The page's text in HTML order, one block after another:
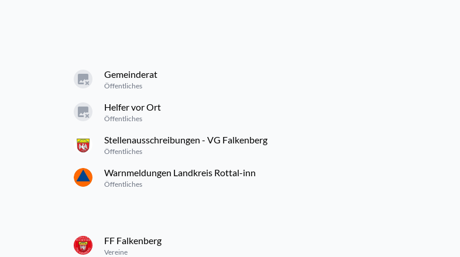
Gemeinderat
Öffentliches
Helfer vor Ort
Öffentliches
Stellenausschreibungen - VG Falkenberg
Öffentliches
Warnmeldungen Landkreis Rottal-inn
Öffentliches
FF Falkenberg
Vereine